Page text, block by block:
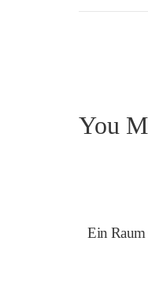
You
Ein Raum